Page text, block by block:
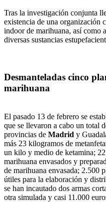
Tras la investigación conjunta
existencia de una organización
indoor de marihuana, así como
diversas sustancias
Desmanteladas cinco
marihuana
El pasado 13 de febrero se
que se llevaron a cabo un total
provincias de Madrid y
más 23 kilogramos de
un kilo y medio de ketamina;
marihuana envasados y
de marihuana envasada; 2.500
útiles para la elaboración y
se han incautado dos armas
otra simulada y casi 11.000